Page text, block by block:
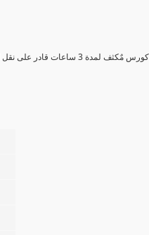
كورس مٌكثف لمدة 3